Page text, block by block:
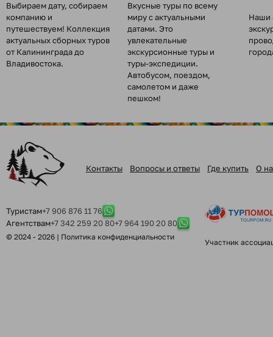
Выбираем дату, собираем
компанию и
путешествуем! Коллекция
актуальных сборных туров
от Калининграда до
Владивостока.
Вкусные туры по всему
миру с актуальными
датами. Это
увлекательные
экскурсионные туры и
туры-экспедиции.
Автобусом, поездом,
самолетом и даже
пешком!
Наши
Контакты Вопросы и ответы Где купить О
Туристам+7 906 876 11 76
Агентствам+7 342 259 20 80+7 964 190 20 80
© 2024 - 2026 | Политика конфиденциальности
Участник